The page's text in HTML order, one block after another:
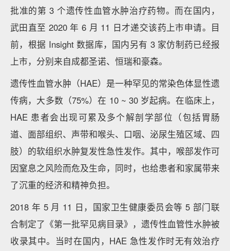
批准的第 3 个遗传性血管水肿治疗药物。而在国内，
武田直至 2020 年 6 月 11 日才递交该药上市申请。目
前，根据 Insight 数据库，国内另有 3 家仿制药已经报
上市，分别来自成都圣诺、恒瑞和豪森。
遗传性血管水肿（HAE）是一种罕见的常染色体显性遗
传病，大多数（75%）在 10 ~ 30 岁起病。在临床上，
HAE 患者会出现可累及多个解剖学部位（包括胃肠
道、面部组织、声带和喉头、口咽、泌尿生殖区域、四
肢）的软组织水肿复发性急性发作。其中，喉部发作可
因窒息之风险而危及生命，同时，也给患者和家属带来
了沉重的经济和精神负担。
2018 年 5 月 11 日，国家卫生健康委员会等 5 部门联
合制定了《第一批罕见病目录》，遗传性血管性水肿被
收录其中。当时在国内，HAE 急性发作时无有效治疗